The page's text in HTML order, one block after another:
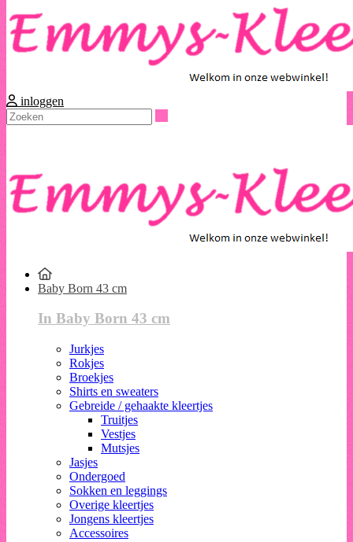
inloggen
Baby Born 43 cm
In Baby Born 43 cm
Jurkjes
Rokjes
Broekjes
Shirts en sweaters
Gebreide / gehaakte kleertjes
Truitjes
Vestjes
Mutsjes
Jasjes
Ondergoed
Sokken en leggings
Overige kleertjes
Jongens kleertjes
Accessoires